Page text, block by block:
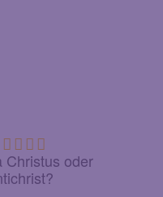
Christus oder